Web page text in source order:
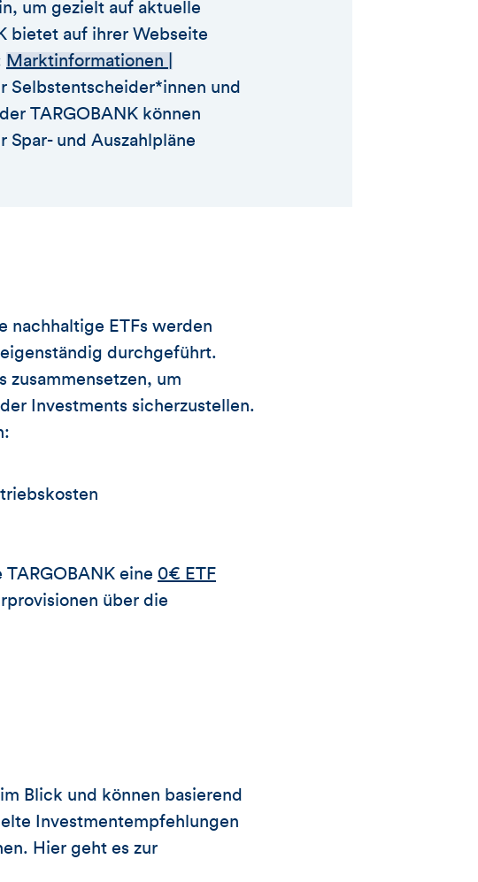
um gezielt auf aktuelle
bietet auf ihrer Webseite
Marktinformationen |
Selbstentscheider*innen und
TARGOBANK können
Spar- und Auszahlpläne
nachhaltige ETFs werden
durchgeführt.
zusammensetzen, um
Investments sicherzustellen.
eine 0€ ETF
über die
Blick und können basierend
Investmentempfehlungen
Hier geht es zur